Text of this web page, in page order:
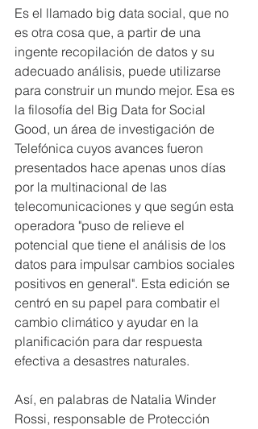
Es el llamado big data social, que no
es otra cosa que, a partir de una
ingente recopilación de datos y su
adecuado análisis, puede utilizarse
para construir un mundo mejor. Esa es
la filosofía del Big Data for Social
Good, un área de investigación de
Telefónica cuyos avances fueron
presentados hace apenas unos días
por la multinacional de las
telecomunicaciones y que según esta
operadora "puso de relieve el
potencial que tiene el análisis de los
datos para impulsar cambios sociales
positivos en general". Esta edición se
centró en su papel para combatir el
cambio climático y ayudar en la
planificación para dar respuesta
efectiva a desastres naturales.
Así, en palabras de Natalia Winder
Rossi, responsable de Protección